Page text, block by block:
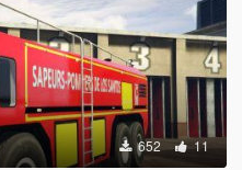
652 11